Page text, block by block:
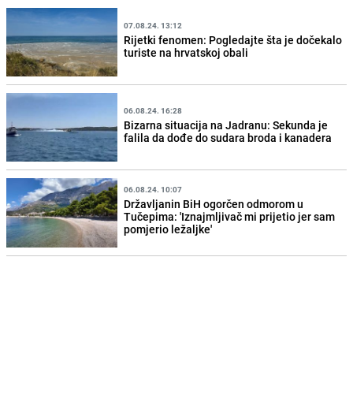
07.08.24. 13:12
Rijetki fenomen: Pogledajte šta je dočekalo
turiste na hrvatskoj obali
06.08.24. 16:28
Bizarna situacija na Jadranu: Sekunda je
falila da dođe do sudara broda i kanadera
06.08.24. 10:07
Državljanin BiH ogorčen odmorom u
Tučepima: 'Iznajmljivač mi prijetio jer sam
pomjerio ležaljke'